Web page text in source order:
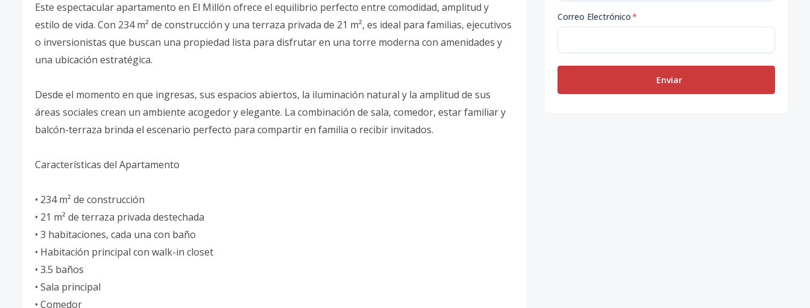
Este espectacular apartamento en El Millón ofrece el equilibrio perfecto entre comodidad, amplitud y
estilo de vida. Con 234 m² de construcción y una terraza privada de 21 m², es ideal para familias, ejecutivos
o inversionistas que buscan una propiedad lista para disfrutar en una torre moderna con amenidades y
una ubicación estratégica.
Desde el momento en que ingresas, sus espacios abiertos, la iluminación natural y la amplitud de sus
áreas sociales crean un ambiente acogedor y elegante. La combinación de sala, comedor, estar familiar y
balcón-terraza brinda el escenario perfecto para compartir en familia o recibir invitados.
Características del Apartamento
• 234 m² de construcción
• 21 m² de terraza privada destechada
• 3 habitaciones, cada una con baño
• Habitación principal con walk-in closet
• 3.5 baños
• Sala principal
• Comedor
Correo Electrónico*
Enviar